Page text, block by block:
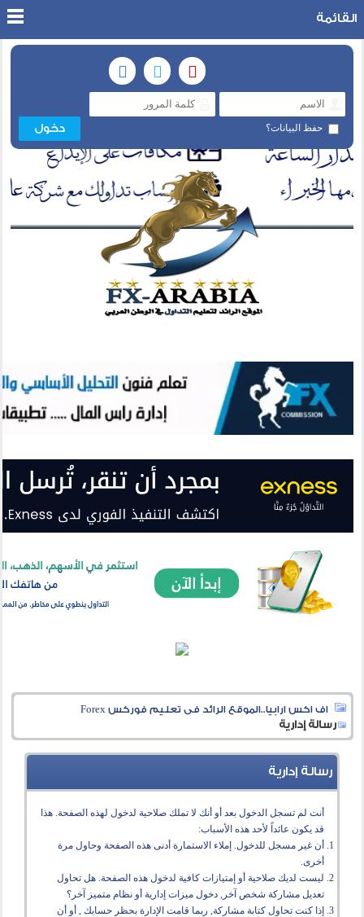
حفظ البيانات؟
القائمة
اف اكس ارابيا..الموقع الرائد فى تعليم فوركس Forex
رسالة إدارية
رسالة إدارية
أنت لم تسجل الدخول بعد أو أنك لا تملك صلاحية لدخول لهذه الصفحة. هذا
قد يكون عائداً لأحد هذه الأسباب:
أن غير مسجل للدخول. إملاء الاستمارة أدنى هذه الصفحة وحاول مرة
أخرى.
ليست لديك صلاحية أو إمتيازات كافية لدخول هذه الصفحة. هل تحاول
تعديل مشاركة شخص آخر, دخول ميزات إدارية أو نظام متميز آخر؟
إذا كنت تحاول كتابة مشاركة, ربما قامت الإدارة بحظر حسابك , أو أن